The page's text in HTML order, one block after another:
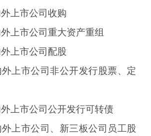
上市公司收购
上市公司重大资产重组
上市公司配股
上市公司非公开发行股票、定
上市公司公开发行可转债
上市公司、新三板公司员工股